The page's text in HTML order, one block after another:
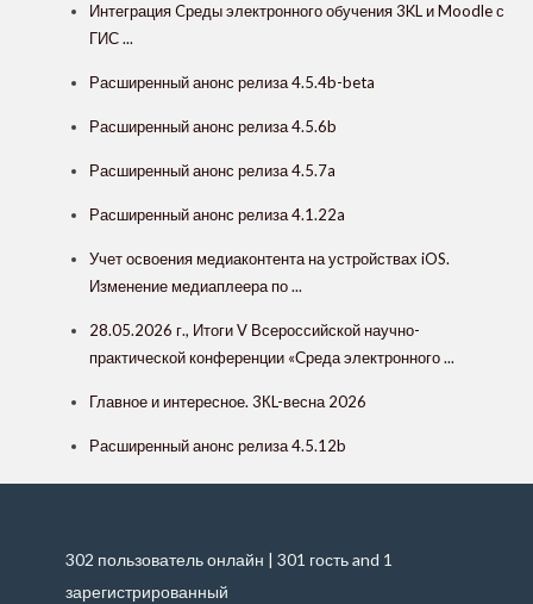
Интеграция Cреды электронного обучения 3KL и Moodle с
ГИС ...
Расширенный анонс релиза 4.5.4b-beta
Расширенный анонс релиза 4.5.6b
Расширенный анонс релиза 4.5.7a
Расширенный анонс релиза 4.1.22a
Учет освоения медиаконтента на устройствах iOS.
Изменение медиаплеера по ...
28.05.2026 г., Итоги V Всероссийской научно-
практической конференции «Среда электронного ...
Главное и интересное. 3КL-весна 2026
Расширенный анонс релиза 4.5.12b
302 пользователь онлайн | 301 гость and 1
зарегистрированный